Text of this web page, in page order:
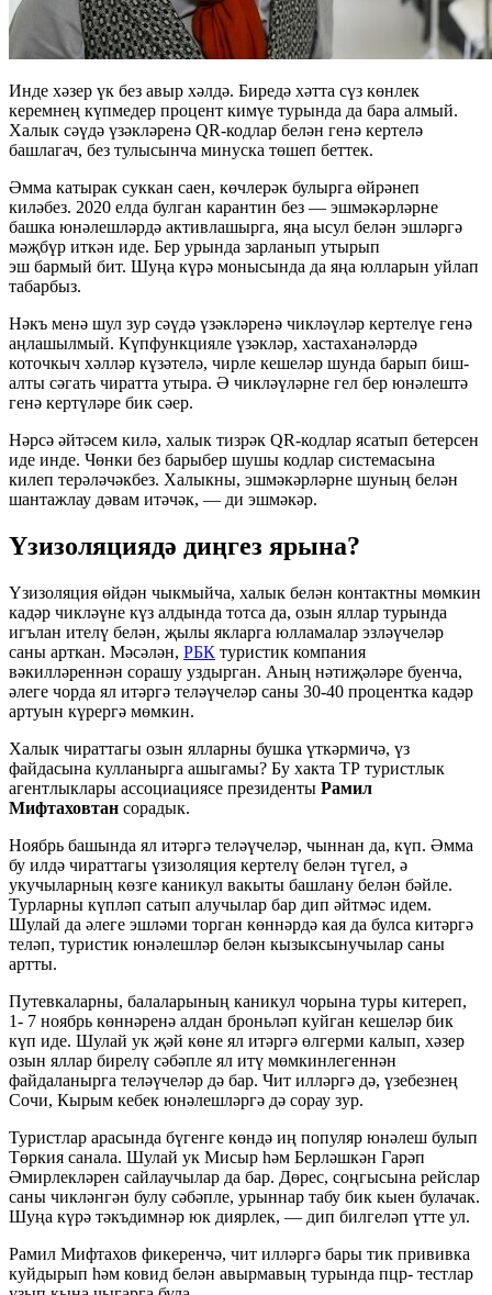
Инде хәзер үк без авыр хәлдә. Биредә хәтта сүз көнлек
керемнең күпмедер процент кимүе турында да бара алмый.
Халык сәүдә үзәкләренә QR-кодлар белән генә кертелә
башлагач, без тулысынча минуска төшеп беттек.
Әмма катырак суккан саен, көчлерәк булырга өйрәнеп
киләбез. 2020 елда булган карантин без — эшмәкәрләрне
башка юнәлешләрдә активлашырга, яңа ысул белән эшләргә
мәҗбүр иткән иде. Бер урында зарланып утырып
эш бармый бит. Шуңа күрә монысында да яңа юлларын уйлап
табарбыз.
Нәкъ менә шул зур сәүдә үзәкләренә чикләүләр кертелүе генә
аңлашылмый. Күпфункцияле үзәкләр, хастаханәләрдә
коточкыч хәлләр күзәтелә, чирле кешеләр шунда барып биш-
алты сәгать чиратта утыра. Ә чикләүләрне гел бер юнәлештә
генә кертүләре бик сәер.
Нәрсә әйтәсем килә, халык тизрәк QR-кодлар ясатып бетерсен
иде инде. Чөнки без барыбер шушы кодлар системасына
килеп терәләчәкбез. Халыкны, эшмәкәрләрне шуның белән
шантажлау дәвам итәчәк, — ди эшмәкәр.
Үзизоляциядә диңгез ярына?
Үзизоляция өйдән чыкмыйча, халык белән контактны мөмкин
кадәр чикләүне күз алдында тотса да, озын яллар турында
игълан ителү белән, җылы якларга юлламалар эзләүчеләр
саны арткан. Мәсәлән, РБК туристик компания
вәкилләреннән сорашу уздырган. Аның нәтиҗәләре буенча,
әлеге чорда ял итәргә теләүчеләр саны 30-40 процентка кадәр
артуын күрергә мөмкин.
Халык чираттагы озын ялларны бушка үткәрмичә, үз
файдасына кулланырга ашыгамы? Бу хакта ТР туристлык
агентлыклары ассоциациясе президенты Рамил
Мифтаховтан сорадык.
Ноябрь башында ял итәргә теләүчеләр, чыннан да, күп. Әмма
бу илдә чираттагы үзизоляция кертелү белән түгел, ә
укучыларның көзге каникул вакыты башлану белән бәйле.
Турларны күпләп сатып алучылар бар дип әйтмәс идем.
Шулай да әлеге эшләми торган көннәрдә кая да булса китәргә
теләп, туристик юнәлешләр белән кызыксынучылар саны
артты.
Путевкаларны, балаларының каникул чорына туры китереп,
1- 7 ноябрь көннәренә алдан броньләп куйган кешеләр бик
күп иде. Шулай ук җәй көне ял итәргә өлгерми калып, хәзер
озын яллар бирелү сәбәпле ял итү мөмкинлегеннән
файдаланырга теләүчеләр дә бар. Чит илләргә дә, үзебезнең
Сочи, Кырым кебек юнәлешләргә дә сорау зур.
Туристлар арасында бүгенге көндә иң популяр юнәлеш булып
Төркия санала. Шулай ук Мисыр һәм Берләшкән Гарәп
Әмирлекләрен сайлаучылар да бар. Дөрес, соңгысына рейслар
саны чикләнгән булу сәбәпле, урыннар табу бик кыен булачак.
Шуңа күрә тәкъдимнәр юк диярлек, — дип билгеләп үтте ул.
Рамил Мифтахов фикеренчә, чит илләргә бары тик прививка
куйдырып һәм ковид белән авырмавың турында пцр- тестлар